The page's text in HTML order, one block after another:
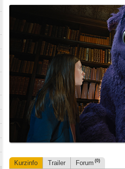
Kurzinfo Trailer Forum (0)